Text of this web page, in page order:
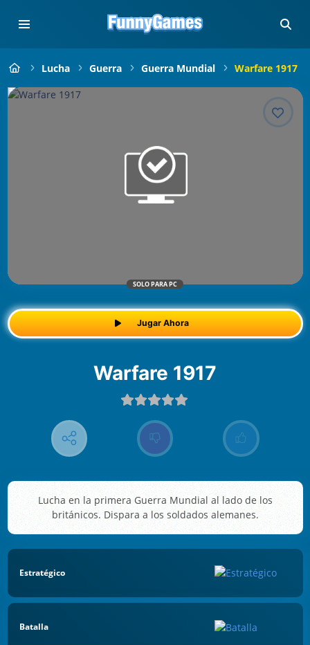
Lucha Guerra Guerra Mundial Warfare 1917
SOLO PARA PC
Jugar Ahora
Warfare 1917
Lucha en la primera Guerra Mundial al lado de los
británicos. Dispara a los soldados alemanes.
Estratégico
Batalla